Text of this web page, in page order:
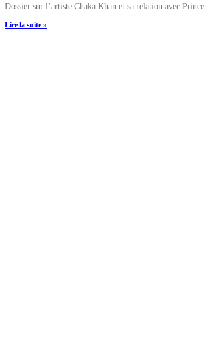
Dossier sur l’artiste Chaka Khan et sa relation avec Prince
Lire la suite »